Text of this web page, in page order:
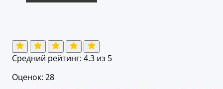
Средний рейтинг: 4.3 из 5
Оценок: 28